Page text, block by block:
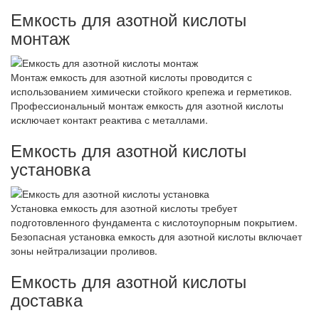
Емкость для азотной кислоты
монтаж
Монтаж емкость для азотной кислоты проводится с
использованием химически стойкого крепежа и герметиков.
Профессиональный монтаж емкость для азотной кислоты
исключает контакт реактива с металлами.
Емкость для азотной кислоты
установка
Установка емкость для азотной кислоты требует
подготовленного фундамента с кислотоупорным покрытием.
Безопасная установка емкость для азотной кислоты включает
зоны нейтрализации проливов.
Емкость для азотной кислоты
доставка